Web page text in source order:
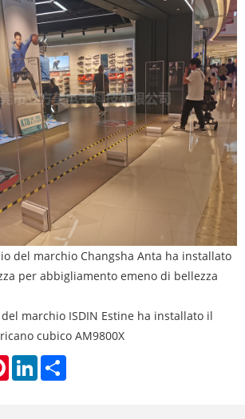
del marchio Changsha Anta ha installato
per abbigliamento emeno di bellezza
marchio ISDIN Estine ha installato il
cubico AM9800X
PinterestLinkedIn